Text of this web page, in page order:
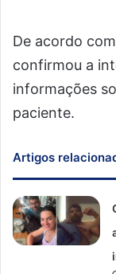
De acordo
confirmou a
informações
paciente.
Artigos